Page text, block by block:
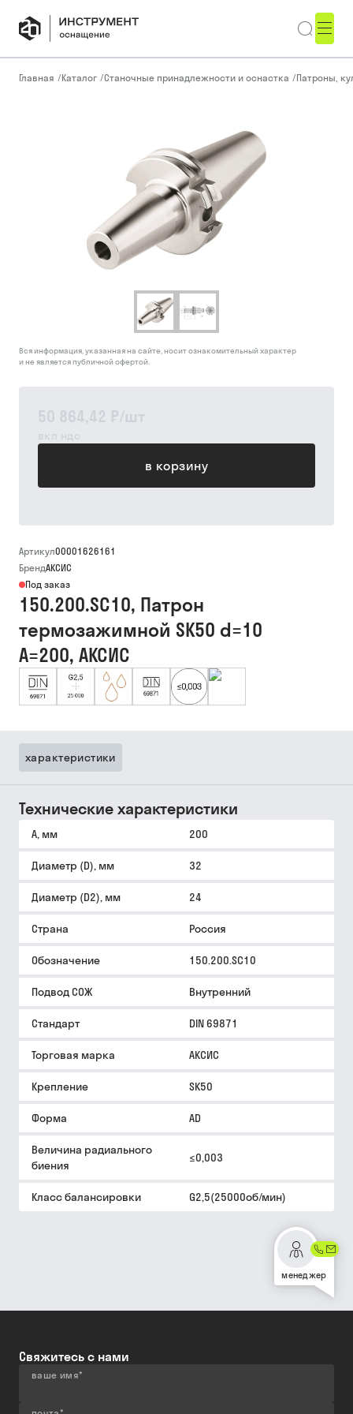
Главная /Каталог /Станочные принадлежности и оснастка /Патроны,
50 864,42 ₽/шт
вкл ндс
в корзину
Вся информация, указанная на сайте, носит ознакомительный характер
и не является публичной офертой.
Артикул00001626161
БрендАКСИС
Под заказ
150.200.SC10, Патрон
термозажимной SK50 d=10
A=200, АКСИС
характеристики
Технические характеристики
A, мм 200
Диаметр (D), мм 32
Диаметр (D2), мм 24
Страна Россия
Обозначение 150.200.SC10
Подвод СОЖ Внутренний
Стандарт DIN 69871
Торговая марка АКСИС
Крепление SK50
Форма AD
Величина радиального
биения
≤0,003
Класс балансировки G2,5(25000об/мин)
менеджер
Свяжитесь с нами
ваше имя*